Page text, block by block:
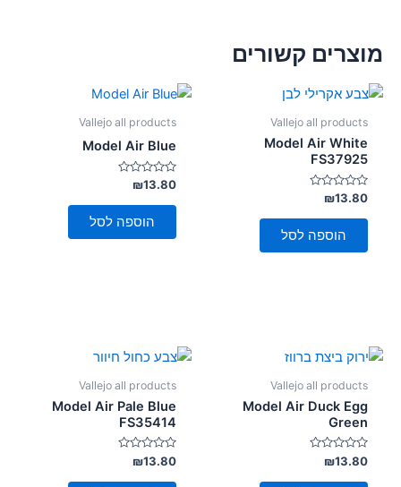
מוצרים קשורים
Vallejo all products
Model Air White
FS37925
דורג
0
מתוך
₪13.80
הוספה לסל
Vallejo all products
Model Air Blue
דורג
0
מתוך
₪13.80
הוספה לסל
Vallejo all products
Model Air Duck Egg
Green
דורג
0
מתוך
₪13.80
Vallejo all products
Model Air Pale Blue
FS35414
דורג
0
מתוך
₪13.80